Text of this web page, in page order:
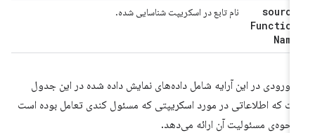
source
Function
نام تابع در اسکریپت شناسایی شده.
ورودی در این آرایه شامل داده‌های نمایش داده شده در این جدول
که اطلاعاتی در مورد اسکریپتی که مسئول کندی تعامل بوده است
مسئولیت آن ارائه می‌دهد.